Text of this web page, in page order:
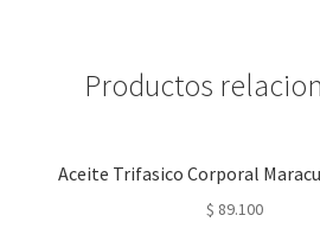
cantidad
Productos
Aceite Trifasico Corporal
$ 89.100